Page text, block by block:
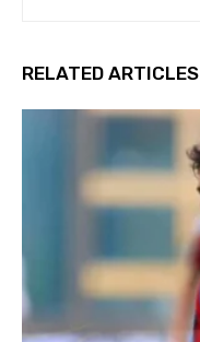
RELATED ARTICLES